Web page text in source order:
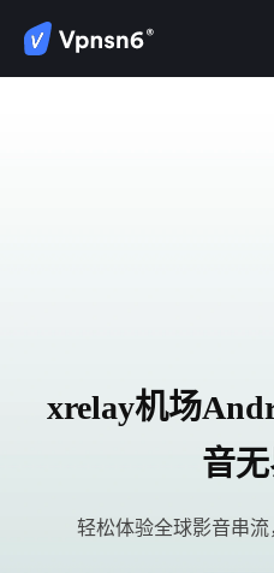
首页
隐私保护
网络安全
服务介绍
xrelay机场
音
轻松体验全球影音串